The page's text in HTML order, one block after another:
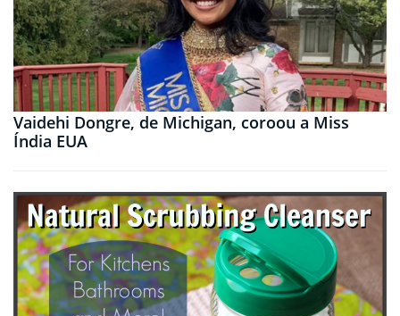
Vaidehi Dongre, de Michigan, coroou a Miss
Índia EUA